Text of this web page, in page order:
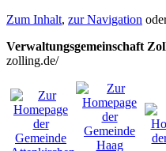
Zum Inhalt, zur Navigation
Verwaltungsgemeinschaft
zolling.de/